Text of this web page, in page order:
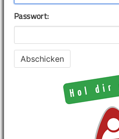
Passwort: